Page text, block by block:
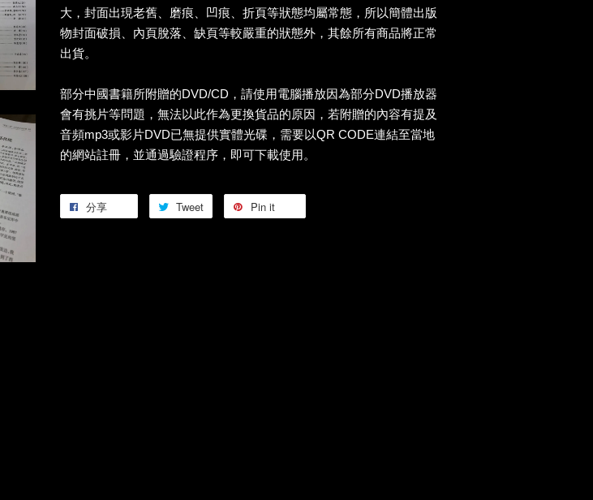
大，封面出現老舊、磨痕、凹痕、折頁等狀態均屬常態，所以簡體出版
物封面破損、內頁脫落、缺頁等較嚴重的狀態外，其餘所有商品將正常
出貨。
部分中國書籍所附贈的DVD/CD，請使用電腦播放因為部分DVD播放器
會有挑片等問題，無法以此作為更換貨品的原因，若附贈的內容有提及
音頻mp3或影片DVD已無提供實體光碟，需要以QR CODE連結至當地
的網站註冊，並通過驗證程序，即可下載使用。
分享 Tweet Pin it